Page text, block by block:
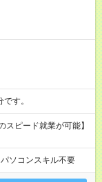
です。
ピード就業が可能】
パソコンスキル不要